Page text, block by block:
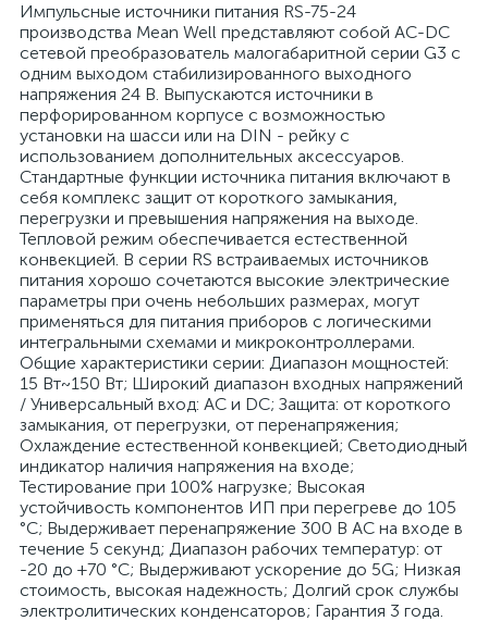
Импульсные источники питания RS-75-24
производства Mean Well представляют собой AC-DC
сетевой преобразователь малогабаритной серии G3 с
одним выходом стабилизированного выходного
напряжения 24 В. Выпускаются источники в
перфорированном корпусе с возможностью
установки на шасси или на DIN - рейку с
использованием дополнительных аксессуаров.
Стандартные функции источника питания включают в
себя комплекс защит от короткого замыкания,
перегрузки и превышения напряжения на выходе.
Тепловой режим обеспечивается естественной
конвекцией. В серии RS встраиваемых источников
питания хорошо сочетаются высокие электрические
параметры при очень небольших размерах, могут
применяться для питания приборов с логическими
интегральными схемами и микроконтроллерами.
Общие характеристики серии: Диапазон мощностей:
15 Вт~150 Вт; Широкий диапазон входных напряжений
/ Универсальный вход: AC и DC; Защита: от короткого
замыкания, от перегрузки, от перенапряжения;
Охлаждение естественной конвекцией; Светодиодный
индикатор наличия напряжения на входе;
Тестирование при 100% нагрузке; Высокая
устойчивость компонентов ИП при перегреве до 105
°С; Выдерживает перенапряжение 300 В AC на входе в
течение 5 секунд; Диапазон рабочих температур: от
-20 до +70 °С; Выдерживают ускорение до 5G; Низкая
стоимость, высокая надежность; Долгий срок службы
электролитических конденсаторов; Гарантия 3 года.